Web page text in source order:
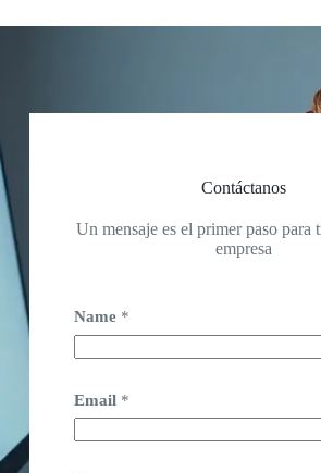
Contáctanos
Un mensaje es el primer paso para
empresa
Name *
Email *